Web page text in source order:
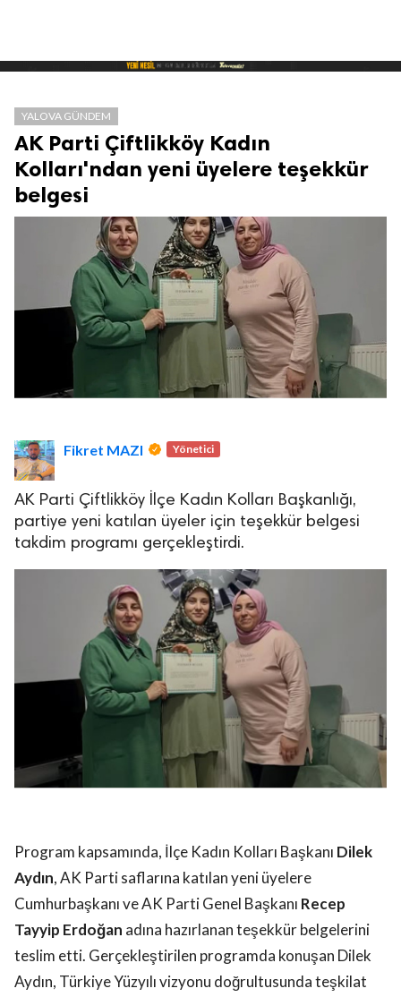
Asayiş
YALOVA GÜNDEM
AK Parti Çiftlikköy Kadın
Kolları'ndan yeni üyelere teşekkür
belgesi
Fikret MAZI Yönetici
AK Parti Çiftlikköy İlçe Kadın Kolları Başkanlığı,
partiye yeni katılan üyeler için teşekkür belgesi
takdim programı gerçekleştirdi.
Program kapsamında, İlçe Kadın Kolları Başkanı Dilek
Aydın, AK Parti saflarına katılan yeni üyelere
Cumhurbaşkanı ve AK Parti Genel Başkanı Recep
Tayyip Erdoğan adına hazırlanan teşekkür belgelerini
teslim etti. Gerçekleştirilen programda konuşan Dilek
Aydın, Türkiye Yüzyılı vizyonu doğrultusunda teşkilat